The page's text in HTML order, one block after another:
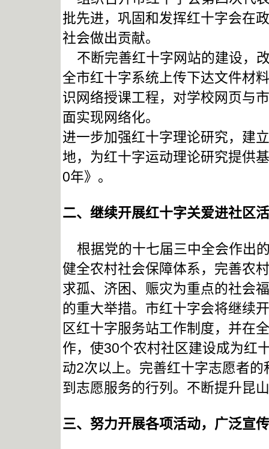
批先进，巩固和发挥红十字会在
社会做出贡献。
不断完善红十字网站的建设，
全市红十字系统上传下达文件材
识网络授课工程，对学校网页与
面实现网络化。
进一步加强红十字理论研究，建
地，为红十字运动理论研究提供
0年》。
二、继续开展红十字关爱进社区
根据党的十七届三中全会作出
健全农村社会保障体系，完善农
求孤、济困、赈灾为重点的社会
的重大举措。市红十字会将继续
区红十字服务站工作制度，并在
作，使30个农村社区建设成为红
动2次以上。完善红十字志愿者
到志愿服务的行列。不断提升昆
三、努力开展各项活动，广泛宣